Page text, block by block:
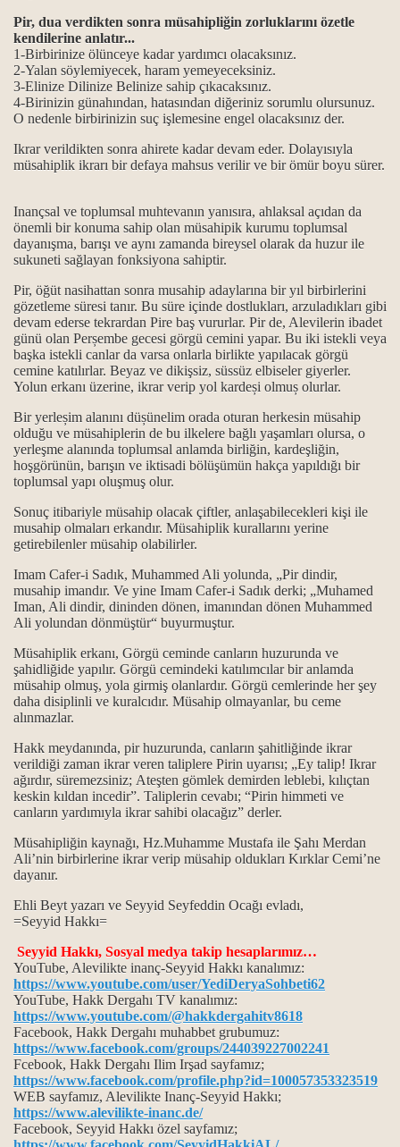
Pir, dua verdikten sonra müsahipliğin zorluklarını özetle
kendilerine anlatır...
1-Birbirinize ölünceye kadar yardımcı olacaksınız.
2-Yalan söylemiyecek, haram yemeyeceksiniz.
3-Elinize Dilinize Belinize sahip çıkacaksınız.
4-Birinizin günahından, hatasından diğeriniz sorumlu olursunuz.
O nedenle birbirinizin suç işlemesine engel olacaksınız der.
Ikrar verildikten sonra ahirete kadar devam eder. Dolayısıyla
müsahiplik ikrarı bir defaya mahsus verilir ve bir ömür boyu sürer.
Inançsal ve toplumsal muhtevanın yanısıra, ahlaksal açıdan da
önemli bir konuma sahip olan müsahipik kurumu toplumsal
dayanışma, barışı ve aynı zamanda bireysel olarak da huzur ile
sukuneti sağlayan fonksiyona sahiptir.
Pir, öğüt nasihattan sonra musahip adaylarına bir yıl birbirlerini
gözetleme süresi tanır. Bu süre içinde dostlukları, arzuladıkları gibi
devam ederse tekrardan Pire baş vururlar. Pir de, Alevilerin ibadet
günü olan Perșembe gecesi görgü cemini yapar. Bu iki istekli veya
başka istekli canlar da varsa onlarla birlikte yapılacak görgü
cemine katılırlar. Beyaz ve dikişsiz, süssüz elbiseler giyerler.
Yolun erkanı üzerine, ikrar verip yol kardeși olmuș olurlar.
Bir yerleșim alanını düșünelim orada oturan herkesin müsahip
olduğu ve müsahiplerin de bu ilkelere bağlı yaşamları olursa, o
yerleşme alanında toplumsal anlamda birliğin, kardeşliğin,
hoşgörünün, barışın ve iktisadi bölüşümün hakça yapıldığı bir
toplumsal yapı oluşmuş olur.
Sonuç itibariyle müsahip olacak çiftler, anlaşabilecekleri kişi ile
musahip olmaları erkandır. Müsahiplik kurallarını yerine
getirebilenler müsahip olabilirler.
Imam Cafer-i Sadık, Muhammed Ali yolunda, „Pir dindir,
musahip imandır. Ve yine Imam Cafer-i Sadık derki; „Muhamed
Iman, Ali dindir, dininden dönen, imanından dönen Muhammed
Ali yolundan dönmüştür“ buyurmuştur.
Müsahiplik erkanı, Görgü ceminde canların huzurunda ve
şahidliğide yapılır. Görgü cemindeki katılımcılar bir anlamda
müsahip olmuş, yola girmiş olanlardır. Görgü cemlerinde her şey
daha disiplinli ve kuralcıdır. Müsahip olmayanlar, bu ceme
alınmazlar.
Hakk meydanında, pir huzurunda, canların şahitliğinde ikrar
verildiği zaman ikrar veren taliplere Pirin uyarısı; „Ey talip! Ikrar
ağırdır, süremezsiniz; Ateşten gömlek demirden leblebi, kılıçtan
keskin kıldan incedir”. Taliplerin cevabı; “Pirin himmeti ve
canların yardımıyla ikrar sahibi olacağız” derler.
Müsahipliğin kaynağı, Hz.Muhamme Mustafa ile Şahı Merdan
Ali’nin birbirlerine ikrar verip müsahip oldukları Kırklar Cemi’ne
dayanır.
Ehli Beyt yazarı ve Seyyid Seyfeddin Ocağı evladı,
=Seyyid Hakkı=
Seyyid Hakkı, Sosyal medya takip hesaplarımız…
YouTube, Alevilikte inanç-Seyyid Hakkı kanalımız:
https://www.youtube.com/user/YediDeryaSohbeti62
YouTube, Hakk Dergahı TV kanalımız:
https://www.youtube.com/@hakkdergahitv8618
Facebook, Hakk Dergahı muhabbet grubumuz:
https://www.facebook.com/groups/244039227002241
Fcebook, Hakk Dergahı Ilim Irşad sayfamız;
https://www.facebook.com/profile.php?id=100057353323519
WEB sayfamız, Alevilikte Inanç-Seyyid Hakkı;
https://www.alevilikte-inanc.de/
Facebook, Seyyid Hakkı özel sayfamız;